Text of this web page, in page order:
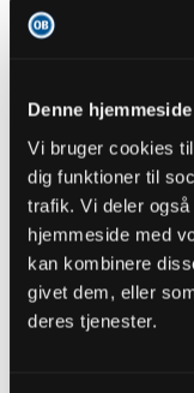
Denne
Vi bruger cookies
dig funktioner til
trafik. Vi deler
hjemmeside med
kan kombinere
givet dem, eller
deres tjenester.
Oprindeligt
Du bruger ordet
handler om. Jeg
forskel.
Jesper Hansen
sammensat og
Kent Nielsen
back på en